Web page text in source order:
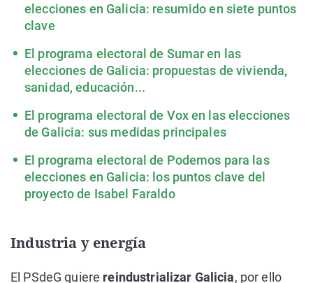
elecciones en Galicia: resumido en siete puntos
clave
El programa electoral de Sumar en las
elecciones de Galicia: propuestas de vivienda,
sanidad, educación...
El programa electoral de Vox en las elecciones
de Galicia: sus medidas principales
El programa electoral de Podemos para las
elecciones en Galicia: los puntos clave del
proyecto de Isabel Faraldo
Industria y energía
El PSdeG quiere reindustrializar Galicia, por ello